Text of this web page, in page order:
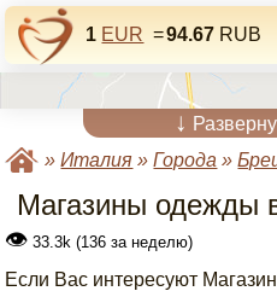
1 EUR =94.67 RUB
↓
»Италия »Города »
Магазины одежды
👁 33.3k (136 за неделю)
Если Вас интересуют